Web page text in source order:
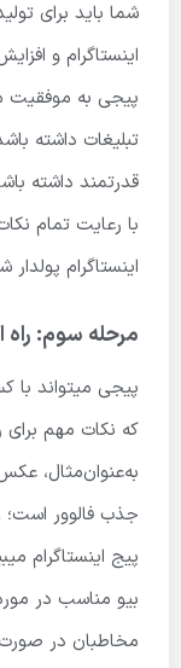
شما باید برای
اینستاگرام و
پیجی به موفقیت
تبلیغات داشته
قدرتمند داشته
با رعایت تمام
اینستاگرام پولدار
مرحله سوم: راه
پیجی میتواند با
که نکات مهم
به‌عنوان‌مثال،
جذب فالوور است؛
پیج اینستاگرام
بیو مناسب در
مخاطبان در صورت